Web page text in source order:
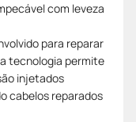
com leveza
para reparar
tecnologia permite
injetados
cabelos reparados